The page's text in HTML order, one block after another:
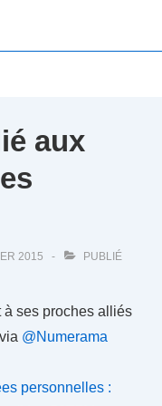
aux
2015
PUBLIÉ
à ses proches alliés
via @Numerama
personnelles :